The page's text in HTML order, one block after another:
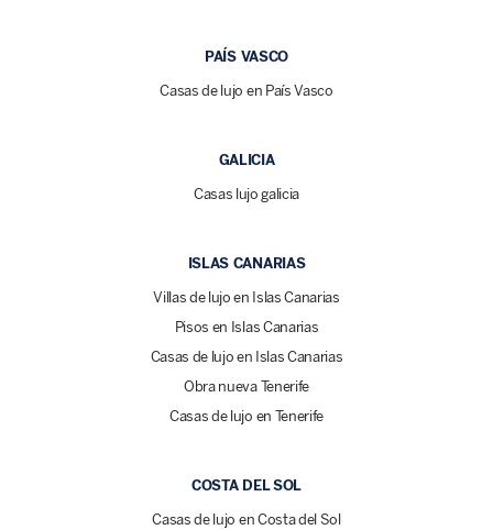
PAÍS VASCO
Casas de lujo en País Vasco
GALICIA
Casas lujo galicia
ISLAS CANARIAS
Villas de lujo en Islas Canarias
Pisos en Islas Canarias
Casas de lujo en Islas Canarias
Obra nueva Tenerife
Casas de lujo en Tenerife
COSTA DEL SOL
Casas de lujo en Costa del Sol